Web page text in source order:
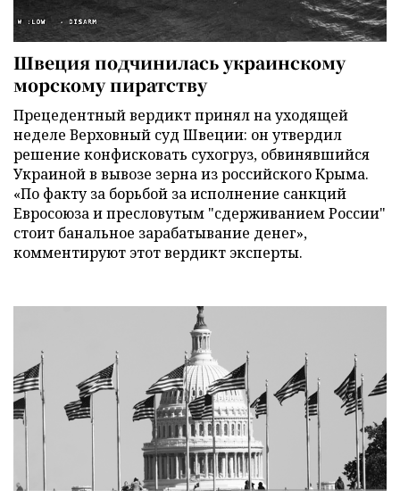
Швеция подчинилась украинскому
морскому пиратству
Прецедентный вердикт принял на уходящей
неделе Верховный суд Швеции: он утвердил
решение конфисковать сухогруз, обвинявшийся
Украиной в вывозе зерна из российского Крыма.
«По факту за борьбой за исполнение санкций
Евросоюза и пресловутым "сдерживанием России"
стоит банальное зарабатывание денег»,
комментируют этот вердикт эксперты.